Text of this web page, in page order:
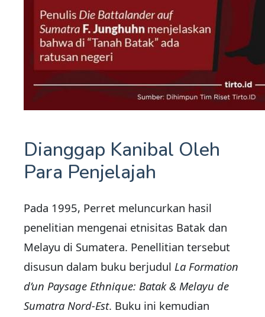
Dianggap Kanibal Oleh
Para Penjelajah
Pada 1995, Perret meluncurkan hasil
penelitian mengenai etnisitas Batak dan
Melayu di Sumatera. Penellitian tersebut
disusun dalam buku berjudul La Formation
d’un Paysage Ethnique: Batak & Melayu de
Sumatra Nord-Est. Buku ini kemudian